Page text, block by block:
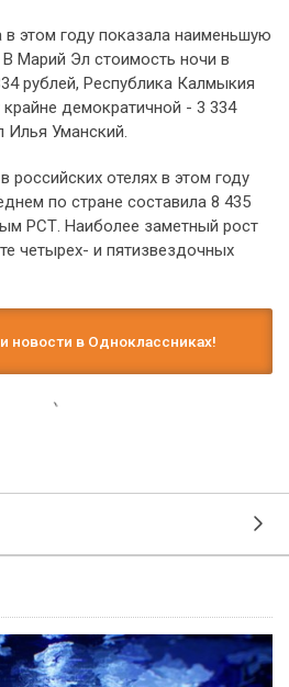
в этом году показала наименьшую
Марий Эл стоимость ночи в
рублей, Республика Калмыкия
демократичной - 3 334
Илья Уманский.
отелях в этом году
по стране составила 8 435
РСТ. Наиболее заметный рост
четырех- и пятизвездочных
новости в Одноклассниках!